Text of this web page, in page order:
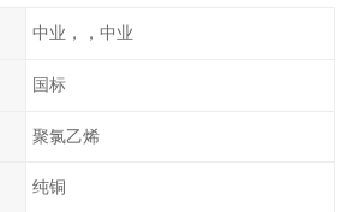
中业，，中业
国标
聚氯乙烯
纯铜